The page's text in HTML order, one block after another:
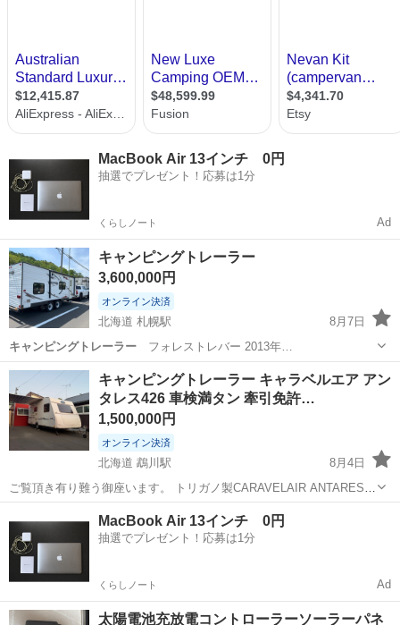
MacBook Air 13インチ 0円
抽選でプレゼント！応募は1分
くらしノート Ad
キャンピングトレーラー
3,600,000円
オンライン決済
北海道 札幌駅
8月7日
キャンピングトレーラーフォレストレバー 2013年…
北海道 札幌市 札幌駅 その他
キャンピングトレーラー キャラベルエア アン
タレス426 車検満タン 牽引免許…
1,500,000円
オンライン決済
北海道 鵡川駅
8月4日
ご覧頂き有り難う御座います。 トリガノ製CARAVELAIR ANTARES
luxe426になります。 平成18年式 車検 令和10年7月29日 長さ614、幅
230、高さ260 牽引免許不要モデルの中では、最大クラスと...
車のパーツ
MacBook Air 13インチ 0円
抽選でプレゼント！応募は1分
くらしノート Ad
太陽電池充放電コントローラーソーラーパネ